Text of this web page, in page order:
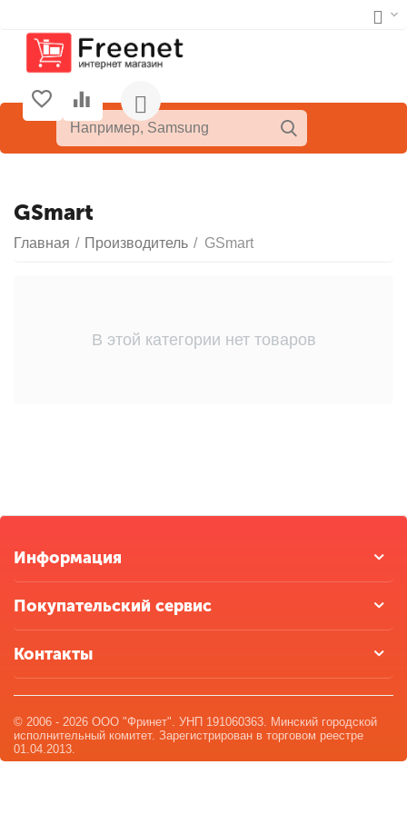
GSmart
Главная / Производитель / GSmart
В этой категории нет товаров
Информация
Покупательский сервис
Контакты
© 2006 - 2026 ООО "Фринет". УНП 191060363. Минский городской
исполнительный комитет. Зарегистрирован в торговом реестре
01.04.2013.